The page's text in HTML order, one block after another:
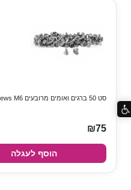
סט 50 ברגים ואומים מרובעים Nuts and Screws M6
₪75
הוסף לעגלה